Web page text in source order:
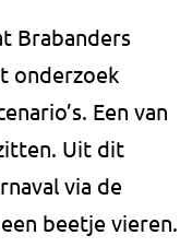
Brabanders
onderzoek
Een van
Uit dit
via de
beetje vieren.